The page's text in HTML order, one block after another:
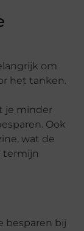
om
het tanken.
je minder
Ook
wat de
termijn
besparen bij